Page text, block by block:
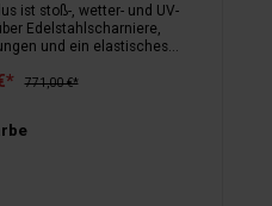
ist stoß-, wetter- und UV-
Edelstahlscharniere,
und ein elastisches
Fahrradträgern.
771,00 €*